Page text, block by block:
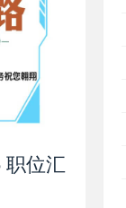
职位汇